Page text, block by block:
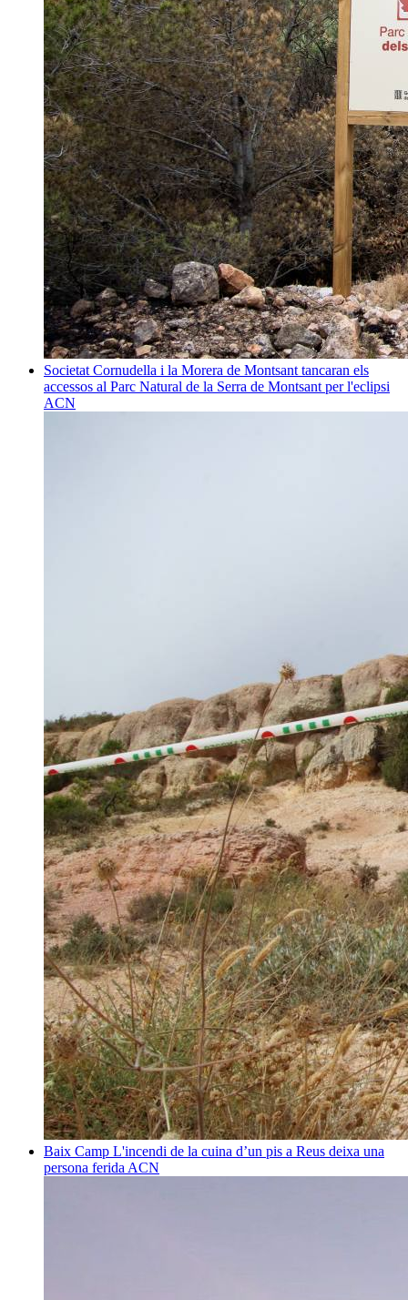
Societat Cornudella i la Morera de Montsant tancaran els
accessos al Parc Natural de la Serra de Montsant per l'eclipsi
ACN
Baix Camp L'incendi de la cuina d’un pis a Reus deixa una
persona ferida ACN